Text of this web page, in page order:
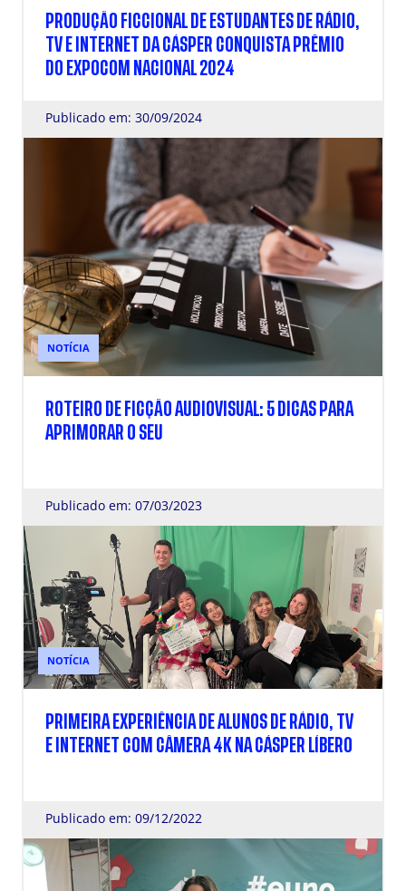
PRODUÇÃO FICCIONAL DE ESTUDANTES DE RÁDIO,
TV E INTERNET DA CÁSPER CONQUISTA PRÊMIO
DO EXPOCOM NACIONAL 2024
Publicado em: 30/09/2024
NOTÍCIA
ROTEIRO DE FICÇÃO AUDIOVISUAL: 5 DICAS PARA
APRIMORAR O SEU
Publicado em: 07/03/2023
NOTÍCIA
PRIMEIRA EXPERIÊNCIA DE ALUNOS DE RÁDIO, TV
E INTERNET COM CÂMERA 4K NA CÁSPER LÍBERO
Publicado em: 09/12/2022